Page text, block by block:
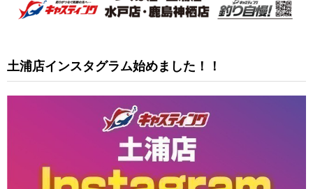
土浦店インスタグラム始めました！！